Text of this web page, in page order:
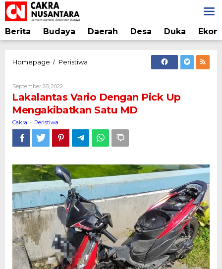
Lewati
ke
konten
Berita Budaya Daerah Desa Duka
Homepage / Peristiwa
Pick
Up
Mengakibatkan
MD
September 28, 2022
Cakra
Lakalantas Vario Dengan Pick Up
Mengakibatkan Satu MD
Cakra - Peristiwa